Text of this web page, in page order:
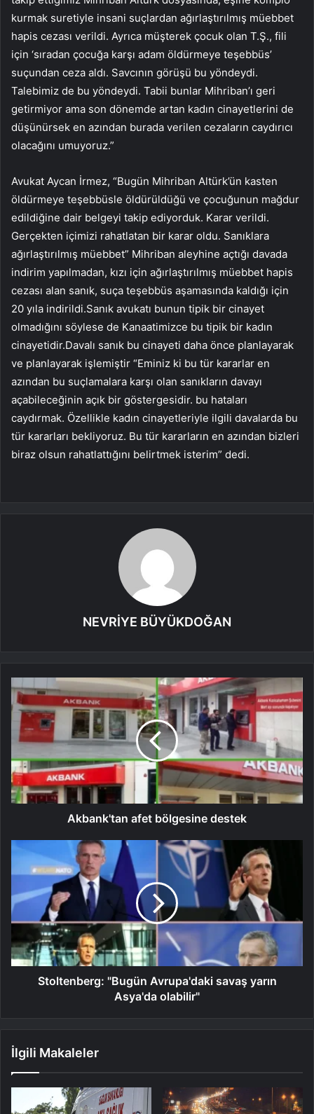
kurmak suretiyle insani suçlardan ağırlaştırılmış müebbet
hapis cezası verildi. Ayrıca müşterek çocuk olan T.Ş., fili
için ‘sıradan çocuğa karşı adam öldürmeye teşebbüs’
suçundan ceza aldı. Savcının görüşü bu yöndeydi.
Talebimiz de bu yöndeydi. Tabii bunlar Mihriban’ı geri
getirmiyor ama son dönemde artan kadın cinayetlerini de
düşünürsek en azından burada verilen cezaların caydırıcı
olacağını umuyoruz.”
Avukat Aycan İrmez, “Bugün Mihriban Altürk’ün kasten
öldürmeye teşebbüsle öldürüldüğü ve çocuğunun mağdur
edildiğine dair belgeyi takip ediyorduk. Karar verildi.
Gerçekten içimizi rahatlatan bir karar oldu. Sanıklara
ağırlaştırılmış müebbet” Mihriban aleyhine açtığı davada
indirim yapılmadan, kızı için ağırlaştırılmış müebbet hapis
cezası alan sanık, suça teşebbüs aşamasında kaldığı için
20 yıla indirildi.Sanık avukatı bunun tipik bir cinayet
olmadığını söylese de Kanaatimizce bu tipik bir kadın
cinayetidir.Davalı sanık bu cinayeti daha önce planlayarak
ve planlayarak işlemiştir “Eminiz ki bu tür kararlar en
azından bu suçlamalara karşı olan sanıkların davayı
açabileceğinin açık bir göstergesidir. bu hataları
caydırmak. Özellikle kadın cinayetleriyle ilgili davalarda bu
tür kararları bekliyoruz. Bu tür kararların en azından bizleri
biraz olsun rahatlattığını belirtmek isterim” dedi.
NEVRİYE BÜYÜKDOĞAN
Akbank'tan afet bölgesine destek
Stoltenberg: "Bugün Avrupa'daki savaş yarın
Asya'da olabilir"
İlgili Makaleler